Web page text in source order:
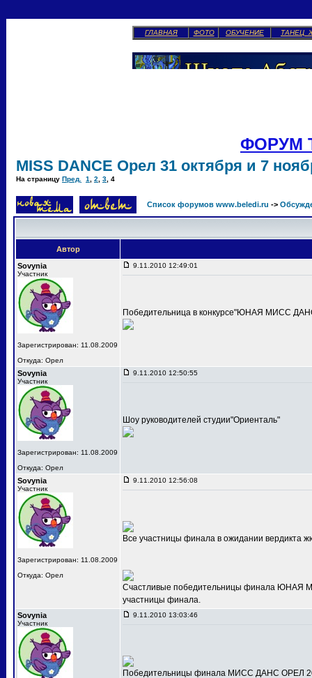
ГЛАВНАЯ ФОТО ОБУЧЕНИЕ ТАНЕЦ
ФОРУМ
MISS DANCE Орел 31 октября и 7
На страницу Пред. 1 2 3 4
Список форумов www.beledi.ru ->
Автор
Sovynia
Участник
Зарегистрирован: 11.08.2009
Откуда: Орел
9.11.2010 12:49:01
Победительница в конкурсе"ЮНАЯ МИСС
Sovynia
Участник
Зарегистрирован: 11.08.2009
Откуда: Орел
9.11.2010 12:50:55
Шоу руководителей студии"Ориенталь"
Sovynia
Участник
Зарегистрирован: 11.08.2009
Откуда: Орел
9.11.2010 12:56:08
Все участницы финала в ожидании вердикта
Счастливые победительницы финала ЮНАЯ
участницы финала.
Sovynia
Участник
9.11.2010 13:03:46
Победительницы финала МИСС ДАНС ОРЕЛ